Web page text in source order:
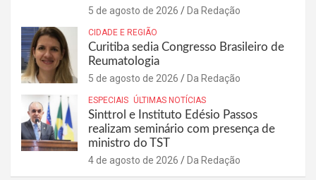
5 de agosto de 2026 Da Redação
CIDADE E REGIÃO
Curitiba sedia Congresso Brasileiro de
Reumatologia
5 de agosto de 2026 Da Redação
ESPECIAIS ÚLTIMAS NOTÍCIAS
Sinttrol e Instituto Edésio Passos
realizam seminário com presença de
ministro do TST
4 de agosto de 2026 Da Redação